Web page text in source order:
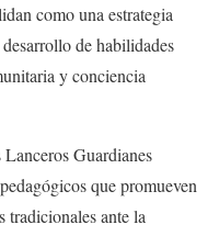
como una estrategia
de habilidades
y conciencia
Guardianes
que promueven
tradicionales ante la